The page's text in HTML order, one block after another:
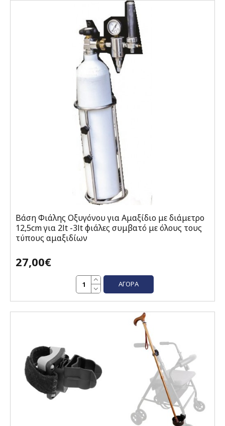
Βάση Φιάλης Οξυγόνου για Αμαξίδιο με διάμετρο
12,5cm για 2lt -3lt φιάλες συμβατό με όλους τους
τύπους αμαξιδίων
27,00€
ΑΓΟΡΆ